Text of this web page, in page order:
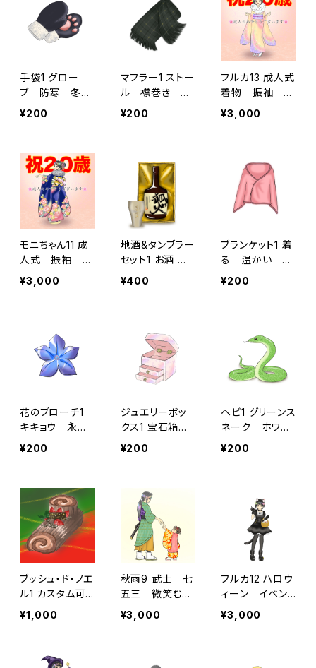
手袋1 グロー
ブ 防寒 冬
寒い 肉球
¥200
マフラー1 ストー
ル 襟巻き 防
寒 冬 寒い ギ
¥200
フルカ13 成人式
着物 振袖 二
十歳
¥3,000
モニちゃん11 成
人式 振袖 着
物 お祝い 二
十歳
¥3,000
地酒&タンブラー
セット1 お酒 化
粧箱付き 狐火
ント お酒は二
十歳になってか
¥400
ブランケット1 着
る 温かい
冬 防寒具
¥200
花のブローチ1
キキョウ 永遠
の愛 アクセサ
¥200
ジュエリーボッ
クス1 宝石箱
宝箱 アクセサ
ト インテリア
収納
¥200
ヘビ1 グリーンス
ネーク ホワイ
トスネーク ニ
¥200
ブッシュ・ド・ノエ
ル1 カスタム可
能 クリスマ
ス クリスマス
子 ロールケー
¥1,000
秋雨9 武士 七
五三 微笑む
手を繋ぐ 後ろ
姿 子ども
¥3,000
フルカ12 ハロウ
ィーン イベン
ト 黒猫 猫
耳 コスプレ
¥3,000